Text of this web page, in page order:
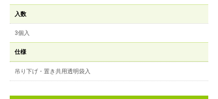
入数
3個入
仕様
吊り下げ・置き共用透明袋入